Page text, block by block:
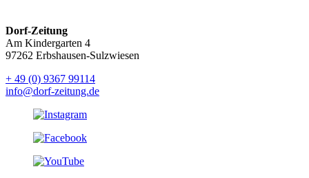
Dorf-Zeitung
Am Kindergarten 4
97262 Erbshausen-Sulzwiesen
+ 49 (0) 9367 99114
info@dorf-zeitung.de